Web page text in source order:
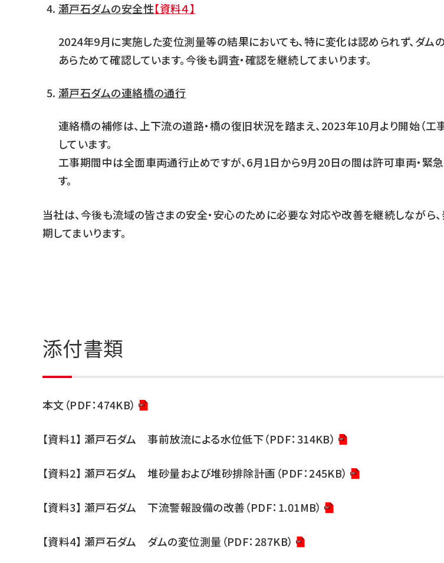
瀬戸石ダムの安全性【資料４】
2024年9月に実施した変位測量等の結果においても、特に変化は認められず、ダム
あらためて確認しています。今後も調査・確認を継続してまいります。
瀬戸石ダムの連絡橋の通行
連絡橋の補修は、上下流の道路・橋の復旧状況を踏まえ、2023年10月より開始（工
しています。
工事期間中は全面車両通行止めですが、6月1日から9月20日の間は許可車両・緊
す。
当社は、今後も流域の皆さまの安全・安心のために必要な対応や改善を継続しながら
期してまいります。
添付書類
本文（PDF：474KB）
【資料1】 瀬戸石ダム 事前放流による水位低下（PDF：314KB）
【資料2】 瀬戸石ダム 堆砂量および堆砂排除計画（PDF：245KB）
【資料3】 瀬戸石ダム 下流警報設備の改善（PDF：1.01MB）
【資料4】 瀬戸石ダム ダムの変位測量（PDF：287KB）